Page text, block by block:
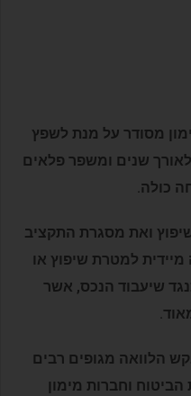
מסודר על מנת לשפץ
שנים ומשפר פלאים
כולה.
ואת מסגרת התקציב
מיידית למטרת שיפוץ או
שיעבוד הנכס, אשר
הלוואה מגופים רבים
וחברות מימון